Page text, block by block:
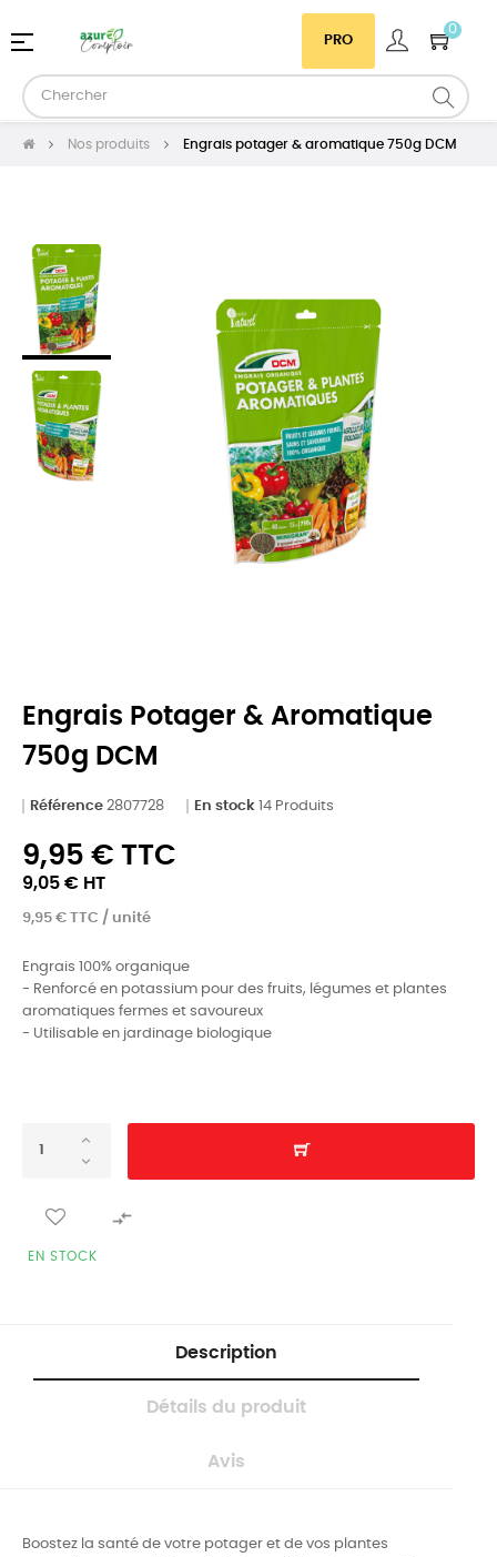
PRO
0
Basculer
navigation
☰
Nos produits Engrais potager & aromatique 750g DCM
Engrais Potager & Aromatique
750g DCM
Référence 2807728 En stock 14 Produits
9,95 € TTC
9,05 € HT
9,95 € TTC / unité
Engrais 100% organique
- Renforcé en potassium pour des fruits, légumes et plantes
aromatiques fermes et savoureux
- Utilisable en jardinage biologique

EN STOCK
Description
Détails du produit
Avis
Boostez la santé de votre potager et de vos plantes